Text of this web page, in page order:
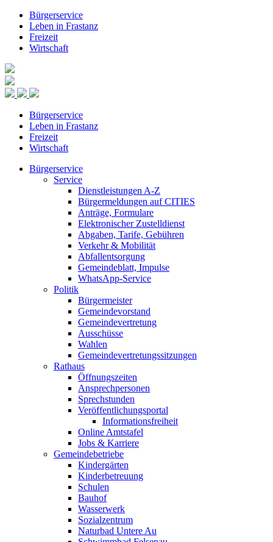
Bürgerservice
Leben in Frastanz
Freizeit
Wirtschaft
Bürgerservice
Leben in Frastanz
Freizeit
Wirtschaft
Bürgerservice
Service
Dienstleistungen A-Z
Bürgermeldungen auf CITIES
Anträge, Formulare
Elektronischer Zustelldienst
Abgaben, Tarife, Gebühren
Verkehr & Mobilität
Abfallentsorgung
Gemeindeblatt, Impulse
WhatsApp-Service
Politik
Bürgermeister
Gemeindevorstand
Gemeindevertretung
Ausschüsse
Wahlen
Gemeindevertretungssitzungen
Rathaus
Öffnungszeiten
Ansprechpersonen
Sprechstunden
Veröffentlichungsportal
Informationsfreiheit
Online Amtstafel
Jobs & Karriere
Gemeindebetriebe
Kindergärten
Kinderbetreuung
Schulen
Bauhof
Wasserwerk
Sozialzentrum
Naturbad Untere Au